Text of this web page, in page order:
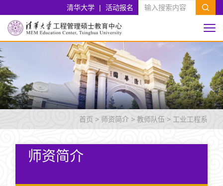
清华大学 | 活动报名
首页 > 师资简介 >教师队伍 > 工业工程系
师资简介